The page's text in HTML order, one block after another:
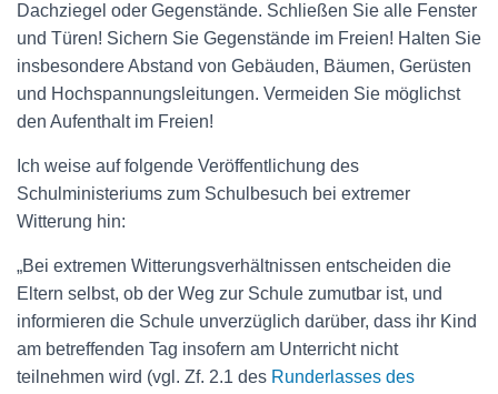
Dachziegel oder Gegenstände. Schließen Sie alle Fenster
und Türen! Sichern Sie Gegenstände im Freien! Halten Sie
insbesondere Abstand von Gebäuden, Bäumen, Gerüsten
und Hochspannungsleitungen. Vermeiden Sie möglichst
den Aufenthalt im Freien!
Ich weise auf folgende Veröffentlichung des
Schulministeriums zum Schulbesuch bei extremer
Witterung hin:
„Bei extremen Witterungsverhältnissen entscheiden die
Eltern selbst, ob der Weg zur Schule zumutbar ist, und
informieren die Schule unverzüglich darüber, dass ihr Kind
am betreffenden Tag insofern am Unterricht nicht
teilnehmen wird (vgl. Zf. 2.1 des Runderlasses des